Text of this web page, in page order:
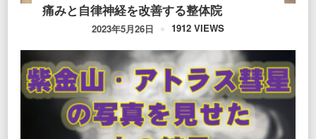
痛みと自律神経を改善する整体院
2023年5月26日 1912 VIEWS